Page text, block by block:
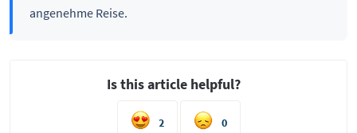
angenehme Reise.
Is this article helpful?
2 0